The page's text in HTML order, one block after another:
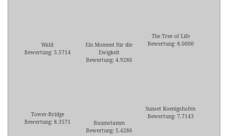
Wald
Bewertung: 5.5714
Ein Moment für die
Ewigkeit
Bewertung: 4.9286
The Tree of Life
Bewertung: 8.0000
Tower-Bridge
Bewertung: 8.3571
Baumstamm
Bewertung: 5.4286
Sunset Koenigshofen
Bewertung: 7.7143